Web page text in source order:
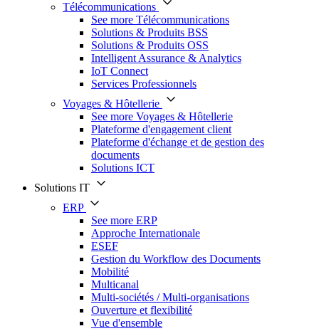
Télécommunications
See more Télécommunications
Solutions & Produits BSS
Solutions & Produits OSS
Intelligent Assurance & Analytics
IoT Connect
Services Professionnels
Voyages & Hôtellerie
See more Voyages & Hôtellerie
Plateforme d'engagement client
Plateforme d'échange et de gestion des
documents
Solutions ICT
Solutions IT
ERP
See more ERP
Approche Internationale
ESEF
Gestion du Workflow des Documents
Mobilité
Multicanal
Multi-sociétés / Multi-organisations
Ouverture et flexibilité
Vue d'ensemble